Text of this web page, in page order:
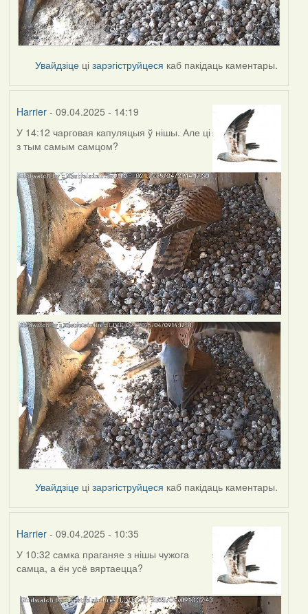
Увайдзіце цізарэгіструйцеся каб пакідаць каментары.
Harrier- 09.04.2025 - 14:19
У 14:12 чарговая капуляцыя ў нішы. Але ці
з тым самым самцом?
Увайдзіце цізарэгіструйцеся каб пакідаць каментары.
Harrier- 09.04.2025 - 10:35
У 10:32 самка праганяе з нішы чужога
самца, а ён усё вяртаецца?